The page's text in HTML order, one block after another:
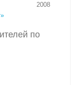
2008
по